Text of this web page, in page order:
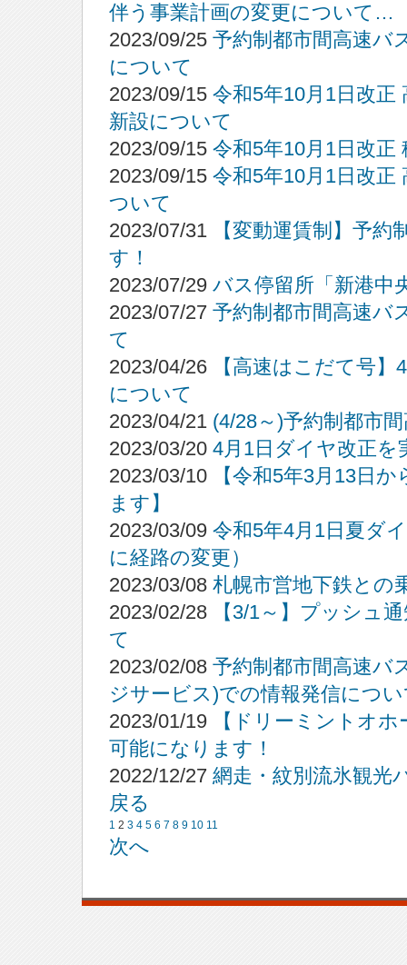
伴う事業計画の変更について…
2023/09/25 予約制都市間高速バ
について
2023/09/15 令和5年10月1日改
新設について
2023/09/15 令和5年10月1日改正
2023/09/15 令和5年10月1日改
ついて
2023/07/31
【変動運賃制】予
す！
2023/07/29 バス停留所「新港中
2023/07/27 予約制都市間高速バ
て
2023/04/26
【高速はこだて号
について
2023/04/21 (4/28～)予約制都市
2023/03/20 4月1日ダイヤ改正
2023/03/10
【令和5年3月13日
ます】
2023/03/09 令和5年4月1日夏ダ
に経路の変更）
2023/03/08 札幌市営地下鉄との
2023/02/28
【3/1～】プッシュ
て
2023/02/08 予約制都市間高速バ
ジサービス)での情報発信につ
2023/01/19
【ドリーミントオ
可能になります！
2022/12/27 網走・紋別流氷観
戻る
1 2 3 4 5 6 7 8 9 10 11
次へ